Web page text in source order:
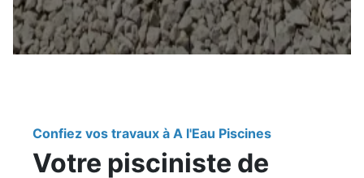
Confiez vos travaux à A l'Eau Piscines
Votre pisciniste de